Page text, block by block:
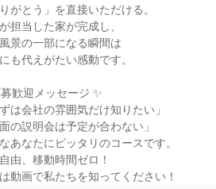
りがとう」を直接いただける。
担当した家が完成し、
景の一部になる瞬間は
も代えがたい感動です。
歓迎メッセージ ✨
ずは会社の雰囲気だけ知りたい」
面の説明会は予定が合わない」
あなたにピッタリのコースです。
由、移動時間ゼロ！
動画で私たちを知ってください！